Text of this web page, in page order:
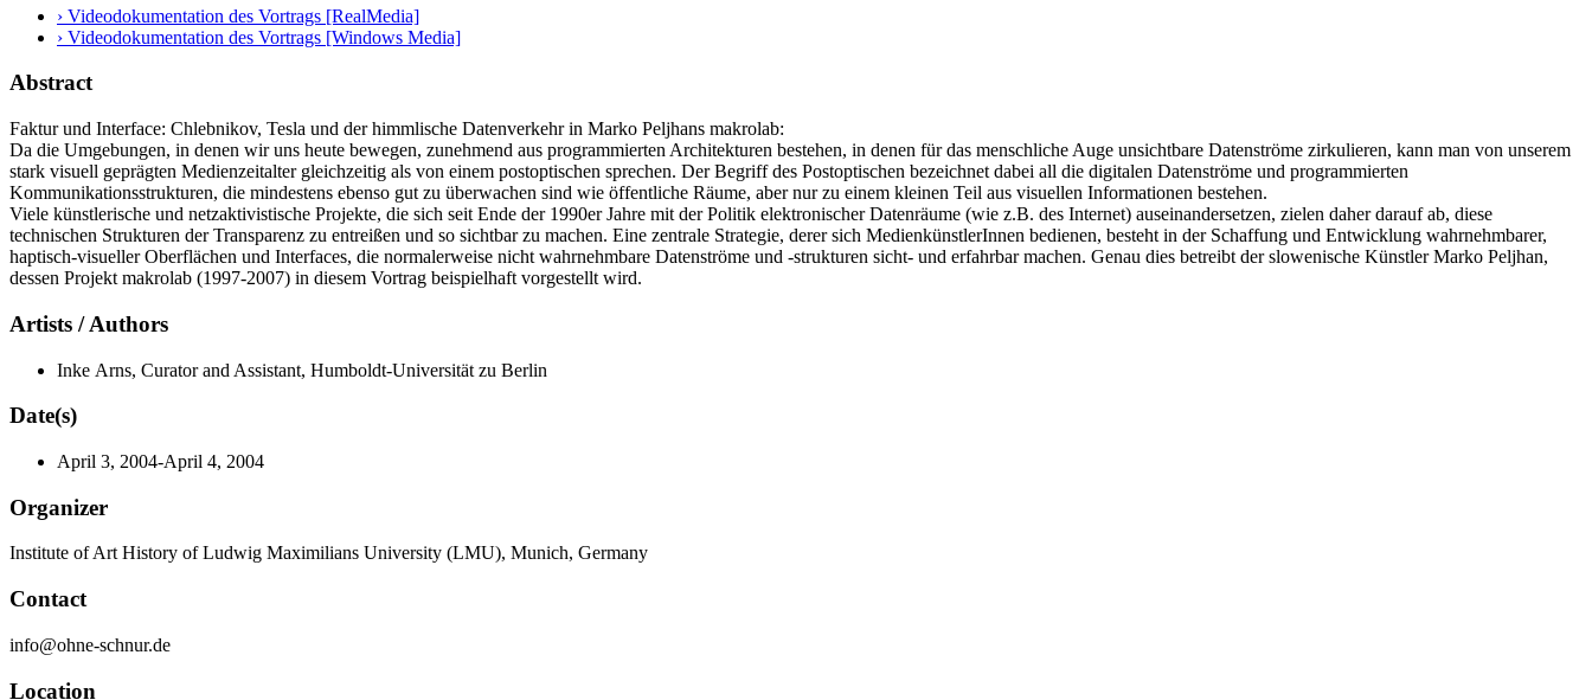
› Videodokumentation des Vortrags [RealMedia]
› Videodokumentation des Vortrags [Windows Media]
Abstract
Faktur und Interface: Chlebnikov, Tesla und der himmlische Datenverkehr in Marko Peljhans makrolab:
Da die Umgebungen, in denen wir uns heute bewegen, zunehmend aus programmierten Architekturen bestehen, in denen für das menschliche Auge unsichtbare Datenströme zirkulieren, kann man von unserem
stark visuell geprägten Medienzeitalter gleichzeitig als von einem postoptischen sprechen. Der Begriff des Postoptischen bezeichnet dabei all die digitalen Datenströme und programmierten
Kommunikationsstrukturen, die mindestens ebenso gut zu überwachen sind wie öffentliche Räume, aber nur zu einem kleinen Teil aus visuellen Informationen bestehen.
Viele künstlerische und netzaktivistische Projekte, die sich seit Ende der 1990er Jahre mit der Politik elektronischer Datenräume (wie z.B. des Internet) auseinandersetzen, zielen daher darauf ab, diese
technischen Strukturen der Transparenz zu entreißen und so sichtbar zu machen. Eine zentrale Strategie, derer sich MedienkünstlerInnen bedienen, besteht in der Schaffung und Entwicklung wahrnehmbarer,
haptisch-visueller Oberflächen und Interfaces, die normalerweise nicht wahrnehmbare Datenströme und -strukturen sicht- und erfahrbar machen. Genau dies betreibt der slowenische Künstler Marko Peljhan,
dessen Projekt makrolab (1997-2007) in diesem Vortrag beispielhaft vorgestellt wird.
Artists / Authors
Inke Arns, Curator and Assistant, Humboldt-Universität zu Berlin
Date(s)
April 3, 2004-April 4, 2004
Organizer
Institute of Art History of Ludwig Maximilians University (LMU), Munich, Germany
Contact
info@ohne-schnur.de
Location